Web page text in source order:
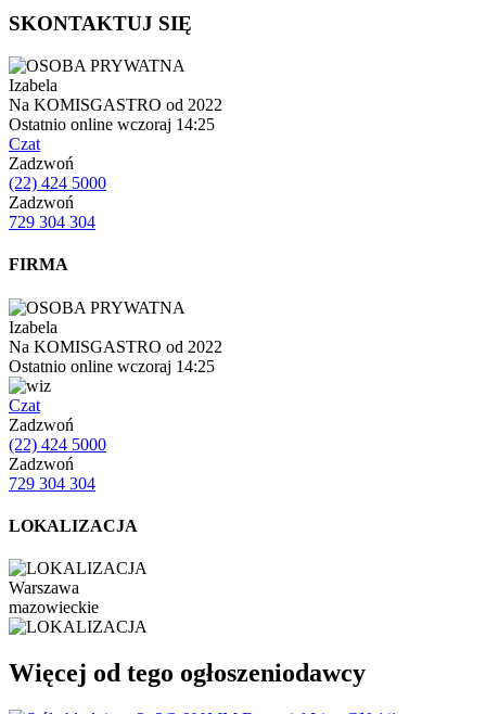
SKONTAKTUJ SIĘ
Izabela
Na KOMISGASTRO od 2022
Ostatnio online wczoraj 14:25
Czat
Zadzwoń
(22) 424 5000
Zadzwoń
729 304 304
FIRMA
Izabela
Na KOMISGASTRO od 2022
Ostatnio online wczoraj 14:25
Czat
Zadzwoń
(22) 424 5000
Zadzwoń
729 304 304
LOKALIZACJA
Warszawa
mazowieckie
Więcej od tego ogłoszeniodawcy